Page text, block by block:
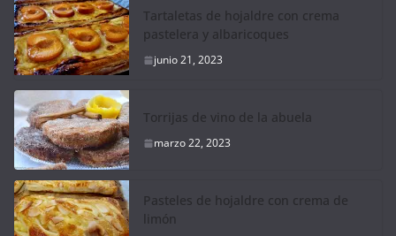
Tartaletas de hojaldre con crema
pastelera y albaricoques
junio 21, 2023
Torrijas de vino de la abuela
marzo 22, 2023
Pasteles de hojaldre con crema de
limón